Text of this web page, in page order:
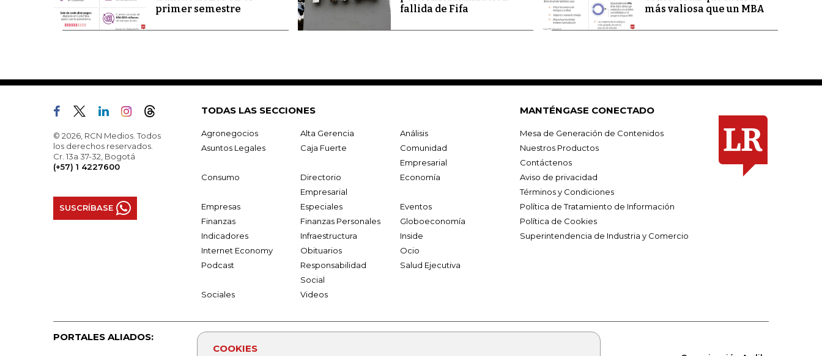
COOKIES
primer semestre
fallida de Fifa
más valiosa que un MBA
© 2026, RCN Medios. Todos
los derechos reservados.
Cr. 13a 37-32, Bogotá
(+57) 1 4227600
SUSCRÍBASE
TODAS LAS SECCIONES
Agronegocios Alta Gerencia
Análisis
Asuntos Legales
Caja Fuerte
Comunidad
Empresarial
Consumo
Directorio
Empresarial
Economía
Empresas Especiales
Eventos
Finanzas
Finanzas Personales
Globoeconomía
Indicadores
Infraestructura
Inside
Internet Economy
Obituarios
Ocio
Podcast
Responsabilidad
Social
Salud Ejecutiva
Sociales Videos
MANTÉNGASE CONECTADO
Mesa de Generación de Contenidos
Nuestros Productos
Contáctenos
Aviso de privacidad
Términos y Condiciones
Política de Tratamiento de Información
Política de Cookies
Superintendencia de Industria y Comercio
PORTALES ALIADOS: